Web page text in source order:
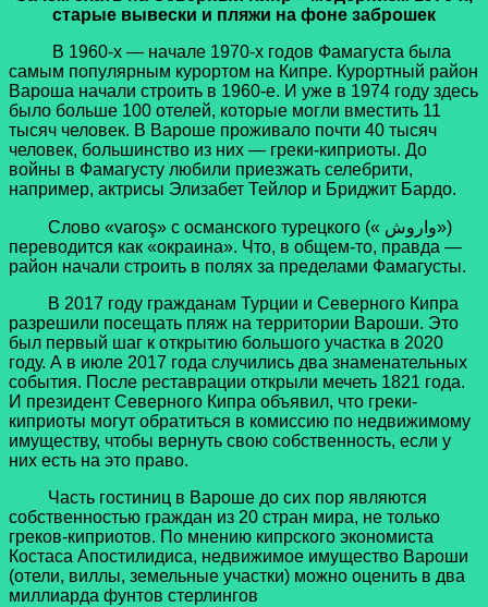
старые вывески и пляжи на фоне заброшек
В 1960-х — начале 1970-х годов Фамагуста была
самым популярным курортом на Кипре. Курортный район
Вароша начали строить в 1960-е. И уже в 1974 году здесь
было больше 100 отелей, которые могли вместить 11
тысяч человек. В Вароше проживало почти 40 тысяч
человек, большинство из них — греки-киприоты. До
войны в Фамагусту любили приезжать селебрити,
например, актрисы Элизабет Тейлор и Бриджит Бардо.
Слово «varoş» с османского турецкого (« واروش»)
переводится как «окраина». Что, в общем-то, правда —
район начали строить в полях за пределами Фамагусты.
В 2017 году гражданам Турции и Северного Кипра
разрешили посещать пляж на территории Вароши. Это
был первый шаг к открытию большого участка в 2020
году. А в июле 2017 года случились два знаменательных
события. После реставрации открыли мечеть 1821 года.
И президент Северного Кипра объявил, что греки-
киприоты могут обратиться в комиссию по недвижимому
имуществу, чтобы вернуть свою собственность, если у
них есть на это право.
Часть гостиниц в Вароше до сих пор являются
собственностью граждан из 20 стран мира, не только
греков-киприотов. По мнению кипрского экономиста
Костаса Апостилидиса, недвижимое имущество Вароши
(отели, виллы, земельные участки) можно оценить в два
миллиарда фунтов стерлингов